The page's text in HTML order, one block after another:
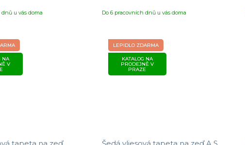
u vás doma Do 6 pracovních dnů u vás doma
NA
V
LEPIDLO ZDARMA
KATALOG NA
PRODEJNĚ V
PRAZE